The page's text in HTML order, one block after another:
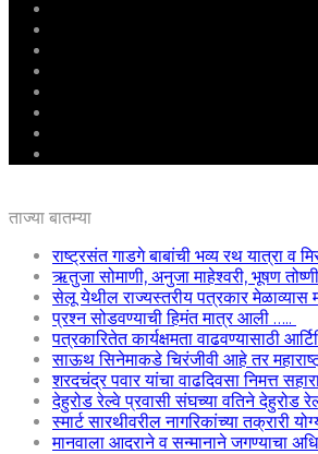
ताज्या बातम्या
राष्ट्रसंत गाडगे बाबांची भव्य रथ यात्रा
ऋतुजा सोमाणी, अनुजा माहेश्वरी, भूषण
सेलू येथील राज्यस्तरीय पत्रकार मेळाव्यास
प्रश्न सोडवण्याची हिमंत मात्र आली …..
पत्रकारितेत कार्यक्षमता
साऊथ सिनेमाकडे चिरंजीवी आहे तर
शरदचंद्र पवार यांचा वाढदिवसा निमत्त
देहुरोड रेल्वे प्रवासी संघच्या वतिने देहुरोड
स्मार्ट सारथीवरील नागरिकांच्या तक्रारी
मानवाला आदराने व सन्मानाने जगण्याचा